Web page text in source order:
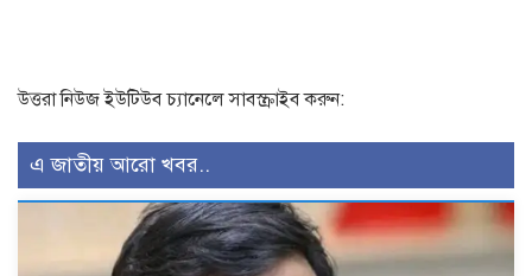
উত্তরা নিউজ ইউটিউব চ্যানেলে সাবস্ক্রাইব করুন:
এ জাতীয় আরো খবর..